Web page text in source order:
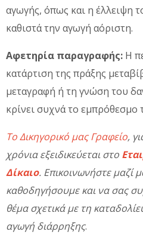
αγωγής, όπως και η έλλειψη
καθιστά την αγωγή αόριστη.
Αφετηρία παραγραφής: Η
κατάρτιση της πράξης
μεταγραφή ή τη γνώση του
κρίνει συχνά το εμπρόθεσμο
Το Δικηγορικό μας Γραφείο,
χρόνια εξειδικεύεται στο
Δίκαιο. Επικοινωνήστε μαζί
καθοδηγήσουμε και να σας
θέμα σχετικά με τη
αγωγή διάρρηξης.